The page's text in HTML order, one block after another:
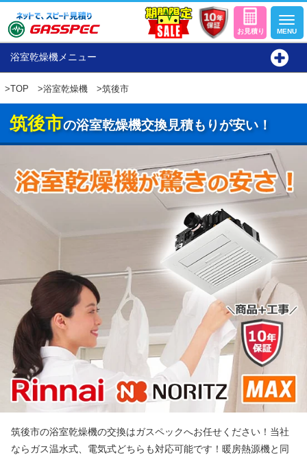
浴室乾燥機メニュー
>TOP >浴室乾燥機 >筑後市
筑後市の浴室乾燥機交換見積もりが安い！
筑後市の浴室乾燥機の交換はガスペックへお任せください！当社
ならガス温水式、電気式どちらも対応可能です！暖房熱源機と同